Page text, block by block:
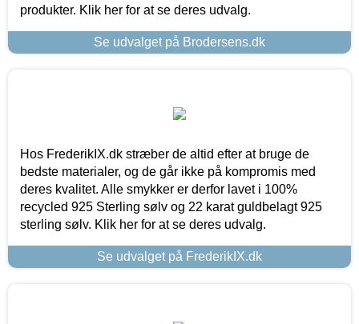
produkter. Klik her for at se deres udvalg.
Se udvalget på Brodersens.dk
Hos FrederikIX.dk stræber de altid efter at bruge de
bedste materialer, og de går ikke på kompromis med
deres kvalitet. Alle smykker er derfor lavet i 100%
recycled 925 Sterling sølv og 22 karat guldbelagt 925
sterling sølv. Klik her for at se deres udvalg.
Se udvalget på FrederikIX.dk